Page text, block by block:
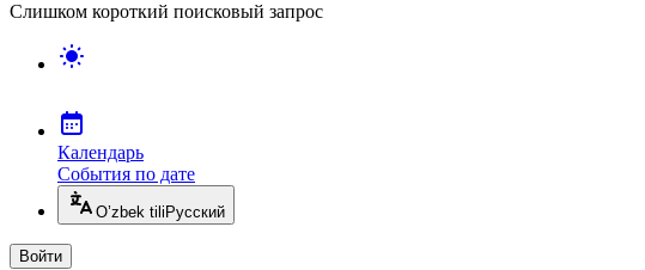
Слишком короткий поисковый запрос
Календарь
События по дате
O’zbek tili Русский
Войти